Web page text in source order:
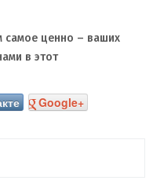
самое ценно – ваших
в этот
Google+